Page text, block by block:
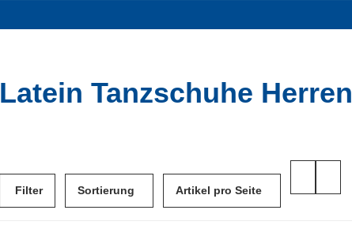
Latein Tanzschuhe Herren
Filter Sortierung Artikel pro Seite